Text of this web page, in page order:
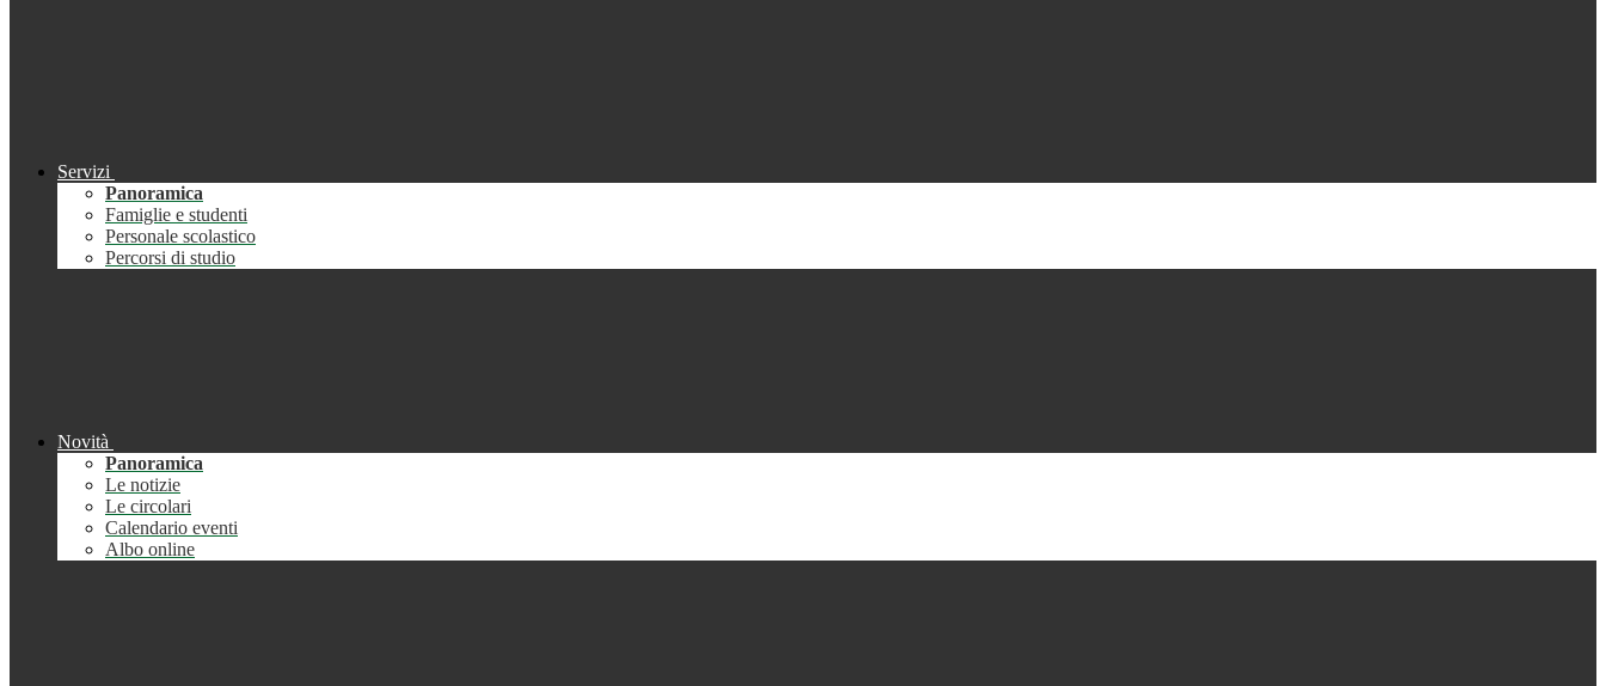
Servizi
Panoramica
Famiglie e studenti
Personale scolastico
Percorsi di studio
Novità
Panoramica
Le notizie
Le circolari
Calendario eventi
Albo online